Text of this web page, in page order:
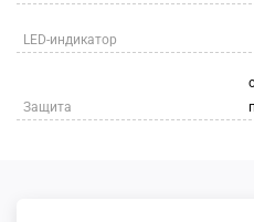
LED-индикатор
Защита